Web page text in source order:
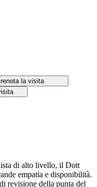
la visita
di alto livello, il Dott
empatia e disponibilità.
revisione della punta del